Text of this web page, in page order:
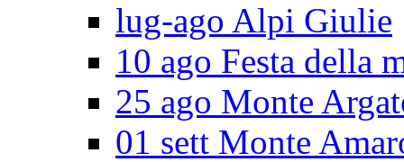
lug-ago Alpi Giulie
10 ago Festa della
25 ago Monte
01 sett Monte